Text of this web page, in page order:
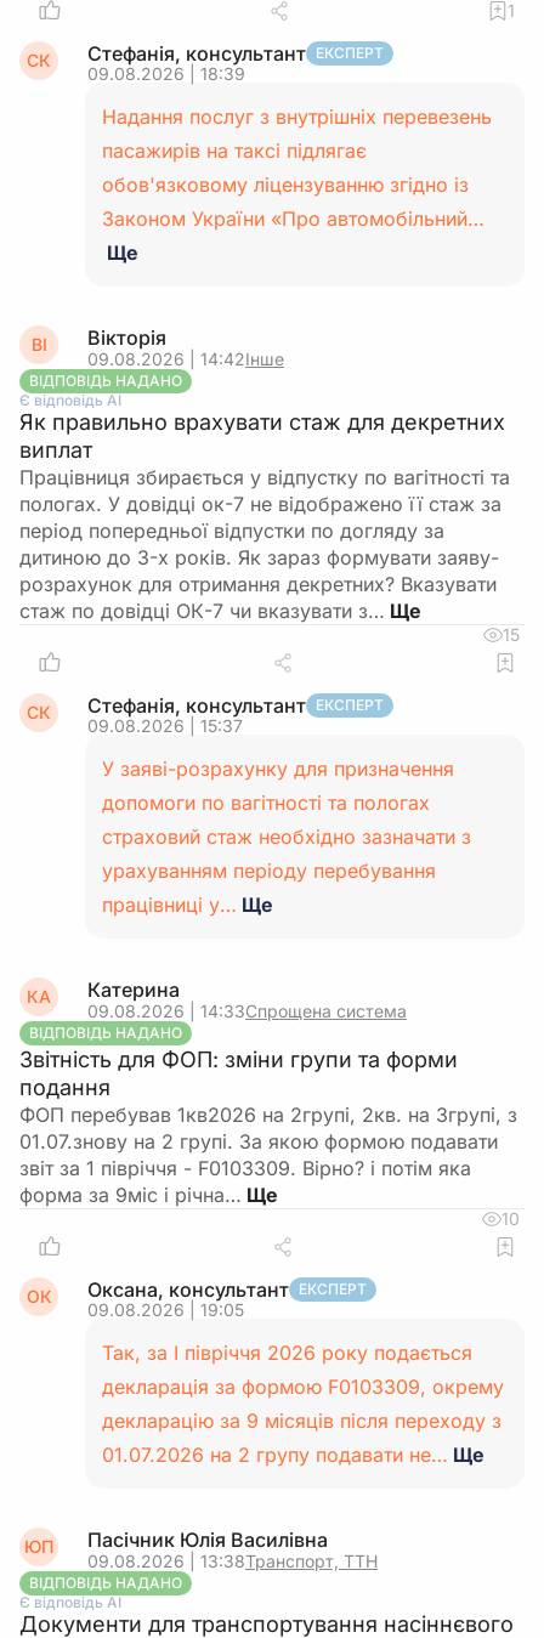
1
СК Стефанія, консультант ЕКСПЕРТ
09.08.2026 | 18:39
Надання послуг з внутрішніх перевезень
пасажирів на таксі підлягає
обов'язковому ліцензуванню згідно із
Законом України «Про автомобільний…
Ще
ВІ Вікторія
09.08.2026 | 14:42Інше
ВІДПОВІДЬ НАДАНО
Є відповідь АІ
Як правильно врахувати стаж для декретних
виплат
Працівниця збирається у відпустку по вагітності та
пологах. У довідці ок-7 не відображено її стаж за
період попередньої відпустки по догляду за
дитиною до 3-х років. Як зараз формувати заяву-
розрахунок для отримання декретних? Вказувати
стаж по довідці ОК-7 чи вказувати з…
15
СК Стефанія, консультант ЕКСПЕРТ
09.08.2026 | 15:37
У заяві-розрахунку для призначення
допомоги по вагітності та пологах
страховий стаж необхідно зазначати з
урахуванням періоду перебування
працівниці у… Ще
КА Катерина
09.08.2026 | 14:33Спрощена система
ВІДПОВІДЬ НАДАНО
Звітність для ФОП: зміни групи та форми
подання
ФОП перебував 1кв2026 на 2групі, 2кв. на 3групі, з
01.07.знову на 2 групі. За якою формою подавати
звіт за 1 півріччя - F0103309. Вірно? і потім яка
форма за 9міс і річна…
10
ОК Оксана, консультант ЕКСПЕРТ
09.08.2026 | 19:05
Так, за І півріччя 2026 року подається
декларація за формою F0103309, окрему
декларацію за 9 місяців після переходу з
01.07.2026 на 2 групу подавати не… Ще
ЮП Пасічник Юлія Василівна
09.08.2026 | 13:38Транспорт, ТТН
ВІДПОВІДЬ НАДАНО
Є відповідь АІ
Документи для транспортування насіннєвого